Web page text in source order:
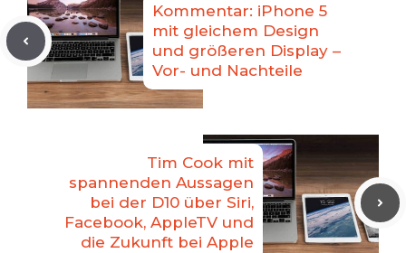
Kommentar: iPhone 5
mit gleichem Design
und größeren Display –
Vor- und Nachteile
Tim Cook mit
spannenden Aussagen
bei der D10 über Siri,
Facebook, AppleTV und
die Zukunft bei Apple